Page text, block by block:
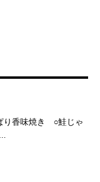
り香味焼き ○鮭じゃ